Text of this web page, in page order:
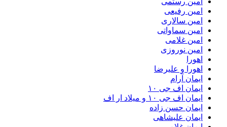
امین رفیعی
امین سالاری
امین سماواتی
امین غلامی
امین نوروزی
اهورا
اهورا و علیرضا
ایمان آرام
ایمان اف جی ۱۰
ایمان اف جی ۱۰ و میلاد ار اف
ایمان حسن زاده
ایمان علیشاهی